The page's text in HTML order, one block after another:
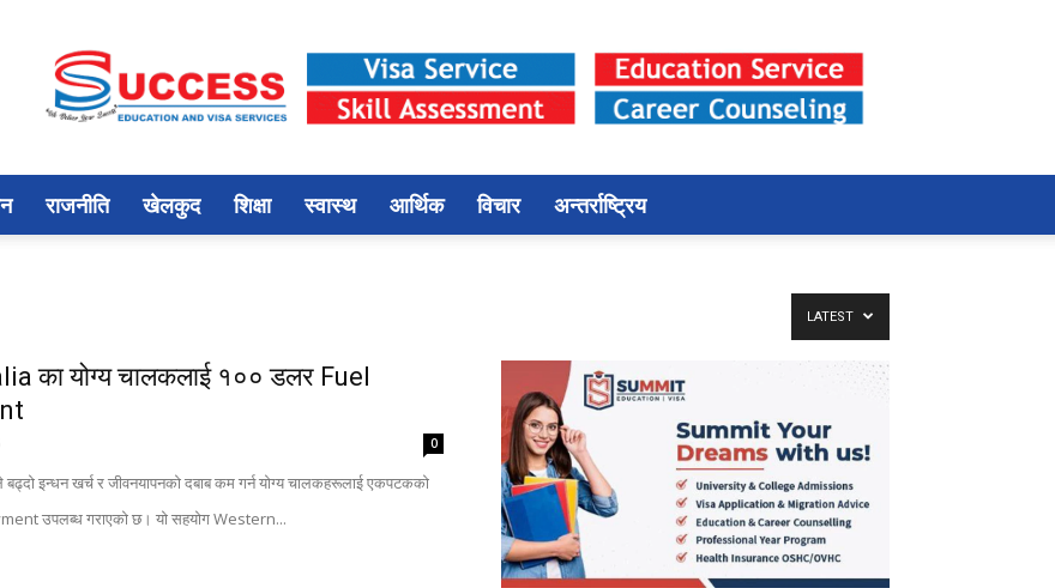
राजनीति खेलकुद शिक्षा स्वास्थ आर्थिक विचार अन्तर्राष्ट्रिय
LATEST
का योग्य चालकलाई १०० डलर Fuel
0
इन्धन खर्च र जीवनयापनको दबाब कम गर्न योग्य चालकहरूलाई एकपटकको
उपलब्ध गराएको छ। यो सहयोग Western...